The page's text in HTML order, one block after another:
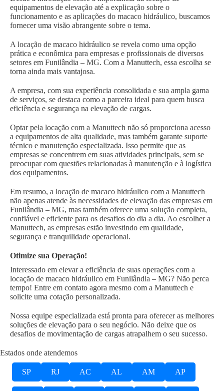
equipamentos de elevação até a explicação sobre o
funcionamento e as aplicações do macaco hidráulico, buscamos
fornecer uma visão abrangente sobre o tema.
A locação de macaco hidráulico se revela como uma opção
prática e econômica para empresas e profissionais de diversos
setores em Funilândia – MG. Com a Manuttech, essa escolha se
torna ainda mais vantajosa.
A empresa, com sua experiência consolidada e sua ampla gama
de serviços, se destaca como a parceira ideal para quem busca
eficiência e segurança na elevação de cargas.
Optar pela locação com a Manuttech não só proporciona acesso
a equipamentos de alta qualidade, mas também garante suporte
técnico e manutenção especializada. Isso permite que as
empresas se concentrem em suas atividades principais, sem se
preocupar com questões relacionadas à manutenção e à logística
dos equipamentos.
Em resumo, a locação de macaco hidráulico com a Manuttech
não apenas atende às necessidades de elevação das empresas em
Funilândia – MG, mas também oferece uma solução completa,
confiável e eficiente para os desafios do dia a dia. Ao escolher a
Manuttech, as empresas estão investindo em qualidade,
segurança e tranquilidade operacional.
Otimize sua Operação!
Interessado em elevar a eficiência de suas operações com a
locação de macaco hidráulico em Funilândia – MG? Não perca
tempo! Entre em contato agora mesmo com a Manuttech e
solicite uma cotação personalizada.
Nossa equipe especializada está pronta para oferecer as melhores
soluções de elevação para o seu negócio. Não deixe que os
desafios de movimentação de cargas atrapalhem o seu sucesso.
Estados onde atendemos
SP RJ AC AL AM AP